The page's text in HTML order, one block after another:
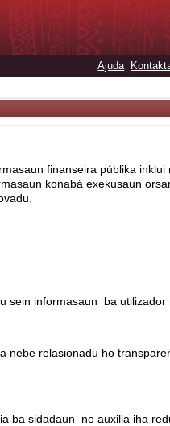
Ajuda
finanseira públika
konabá exekusaun
sein informasaun ba utilizador
relasionadu ho
ba sidadaun no auxilia iha